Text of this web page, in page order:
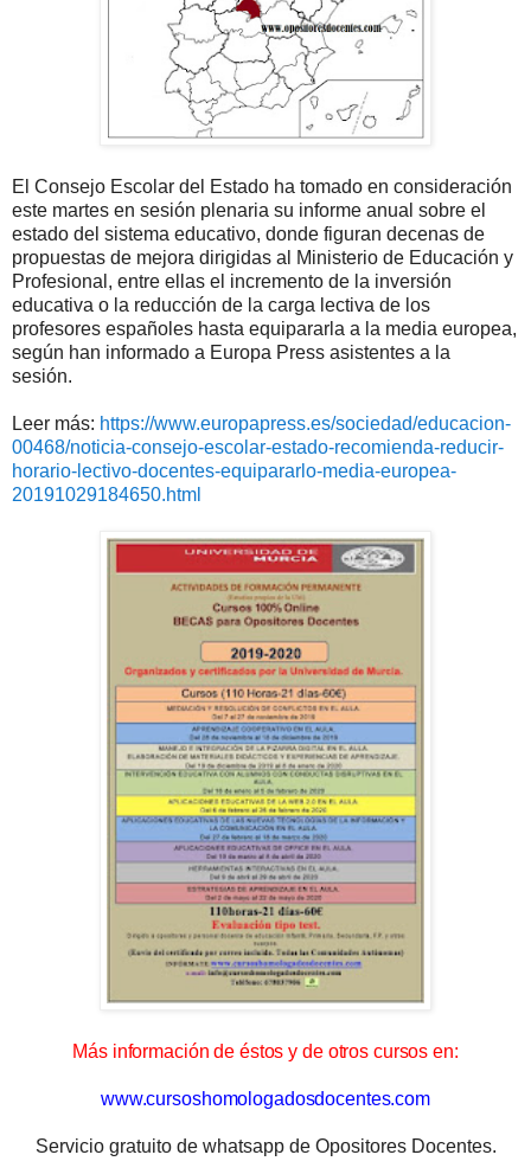
El Consejo Escolar del Estado ha tomado en consideración
este martes en sesión plenaria su informe anual sobre el
estado del sistema educativo, donde figuran decenas de
propuestas de mejora dirigidas al Ministerio de Educación y
Profesional, entre ellas el incremento de la inversión
educativa o la reducción de la carga lectiva de los
profesores españoles hasta equipararla a la media europea,
según han informado a Europa Press asistentes a la
sesión.
Leer más: https://www.europapress.es/sociedad/educacion-
00468/noticia-consejo-escolar-estado-recomienda-reducir-
horario-lectivo-docentes-equipararlo-media-europea-
20191029184650.html
Más información de éstos y de otros cursos en:
www.cursoshomologadosdocentes.com
Servicio gratuito de whatsapp de Opositores Docentes.